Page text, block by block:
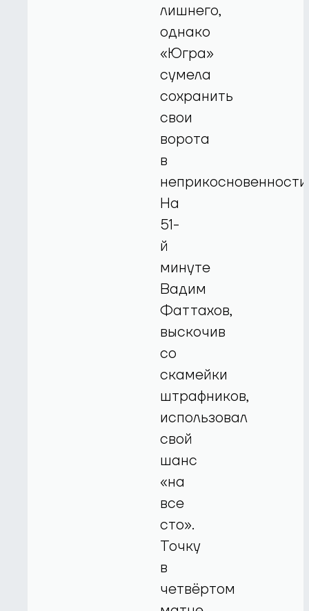
лишнего,
однако
«Югра»
сумела
сохранить
свои
ворота
в
На
51-
й
минуте
Вадим
Фаттахов,
выскочив
со
скамейки
штрафников,
использовал
свой
шанс
«на
все
сто».
Точку
в
четвёртом